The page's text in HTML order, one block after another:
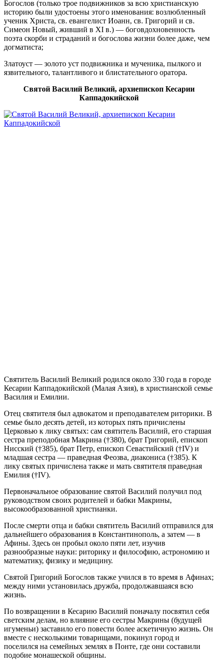
Богослов (только трое подвижников за всю христианскую
историю были удостоены этого именования: возлюбленный
ученик Христа, св. евангелист Иоанн, св. Григорий и св.
Симеон Новый, живший в XI в.) — боговдохновенность
поэта скорби и страданий и богослова жизни более даже, чем
догматиста;
Златоуст — золото уст подвижника и мученика, пылкого и
язвительного, талантливого и блистательного оратора.
Святой Василий Великий, архиепископ Кесарии
Каппадокийской
Святитель Василий Великий родился около 330 года в городе
Кесарии Каппадокийской (Малая Азия), в христианской семье
Василия и Емилии.
Отец святителя был адвокатом и преподавателем риторики. В
семье было десять детей, из которых пять причислены
Церковью к лику святых: сам святитель Василий, его старшая
сестра преподобная Макрина (†380), брат Григорий, епископ
Нисский (†385), брат Петр, епископ Севастийский (†IV) и
младшая сестра — праведная Феозва, диакониса (†385). К
лику святых причислена также и мать святителя праведная
Емилия (†IV).
Первоначальное образование святой Василий получил под
руководством своих родителей и бабки Макрины,
высокообразованной христианки.
После смерти отца и бабки святитель Василий отправился для
дальнейшего образования в Константинополь, а затем — в
Афины. Здесь он пробыл около пяти лет, изучив
разнообразные науки: риторику и философию, астрономию и
математику, физику и медицину.
Святой Григорий Богослов также учился в то время в Афинах;
между ними установилась дружба, продолжавшаяся всю
жизнь.
По возвращении в Кесарию Василий поначалу посвятил себя
светским делам, но влияние его сестры Макрины (будущей
игуменьи) заставило его повести более аскетичную жизнь. Он
вместе с несколькими товарищами, покинул город и
поселился на семейных землях в Понте, где они составили
подобие монашеской общины.